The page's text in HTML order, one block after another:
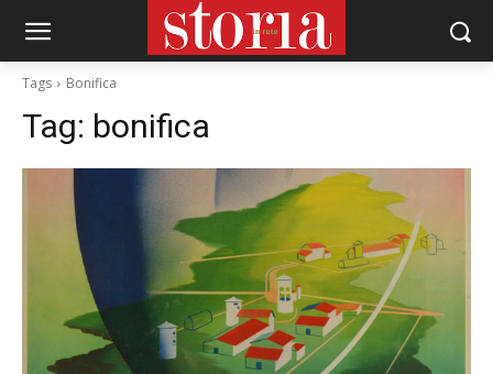
Tags Bonifica
Tag: bonifica